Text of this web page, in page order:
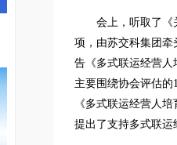
会上，听取了《
项，由苏交科集团
告《多式联运经营
主要围绕协会评估
《多式联运经营人
提出了支持多式联